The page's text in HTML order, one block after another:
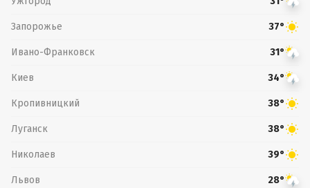
Запорожье 37°
Ивано-Франковск 31°
Киев 34°
Кропивницкий 38°
Луганск 38°
Николаев 39°
Львов 28°